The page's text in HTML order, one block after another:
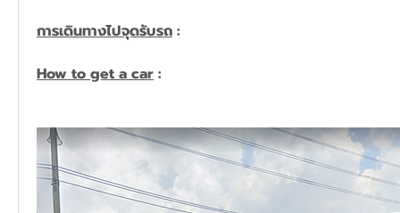
การเดินทางไปจุดรับรถ :
How to get a car :